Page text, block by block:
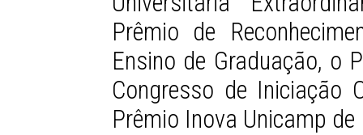
Prêmio de
Ensino de Graduação, o
Congresso de Iniciação
Prêmio Inova Unicamp